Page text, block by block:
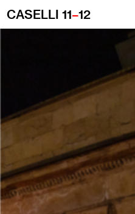
CASELLI 11–12